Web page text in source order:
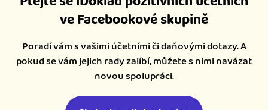
ve Facebookové skupině
Poradí vám s vašimi účetními či daňovými dotazy. A
pokud se vám jejich rady zalíbí, můžete s nimi navázat
novou spolupráci.